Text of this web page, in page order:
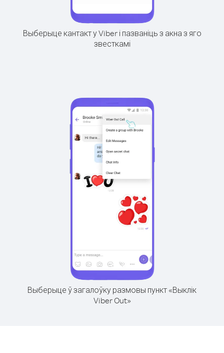
Выберыце кантакт у Viber і пазваніць з акна з яго
звесткамі
Выберыце ў загалоўку размовы пункт «Выклік
Viber Out»